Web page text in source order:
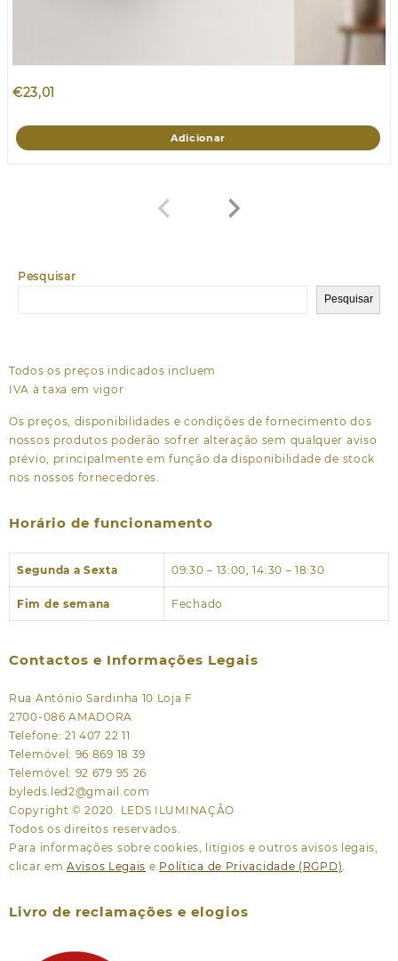
Pesquisar
Pesquisar
€23,01
Adicionar
Todos os preços indicados incluem
IVA à taxa em vigor
Os preços, disponibilidades e condições de fornecimento dos
nossos produtos poderão sofrer alteração sem qualquer aviso
prévio, principalmente em função da disponibilidade de stock
nos nossos fornecedores.
Horário de funcionamento
Segunda a Sexta 09:30 – 13:00, 14:30 – 18:30
Fim de semana Fechado
Contactos e Informações Legais
Rua António Sardinha 10 Loja F
2700-086 AMADORA
Telefone: 21 407 22 11
Telemóvel: 96 869 18 39
Telemóvel: 92 679 95 26
byleds.led2@gmail.com
Copyright © 2020. LEDS ILUMINAÇÃO
Todos os direitos reservados.
Para informações sobre cookies, litígios e outros avisos legais,
clicar em Avisos Legais e Política de Privacidade (RGPD).
Livro de reclamações e elogios